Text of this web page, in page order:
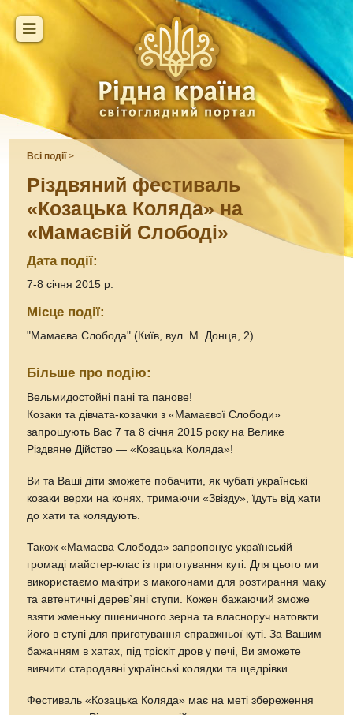
Всі події>
Різдвяний фестиваль
«Козацька Коляда» на
«Мамаєвій Слободі»
Дата події:
7-8 січня 2015 р.
Місце події:
"Мамаєва Слобода" (Київ, вул. М. Донця, 2)
Більше про подію:
Вельмидостойні пані та панове!
Козаки та дівчата-козачки з «Мамаєвої Слободи»
запрошують Вас 7 та 8 січня 2015 року на Велике
Різдвяне Дійство — «Козацька Коляда»!
Ви та Ваші діти зможете побачити, як чубаті українські
козаки верхи на конях, тримаючи «Звізду», їдуть від хати
до хати та колядують.
Також «Мамаєва Слобода» запропонує українській
громаді майстер-клас із приготування куті. Для цього ми
використаємо макітри з макогонами для розтирання маку
та автентичні дерев`яні ступи. Кожен бажаючий зможе
взяти жменьку пшеничного зерна та власноруч натовкти
його в ступі для приготування справжньої куті. За Вашим
бажанням в хатах, під тріскіт дров у печі, Ви зможете
вивчити стародавні українські колядки та щедрівки.
Фестиваль «Козацька Коляда» має на меті збереження